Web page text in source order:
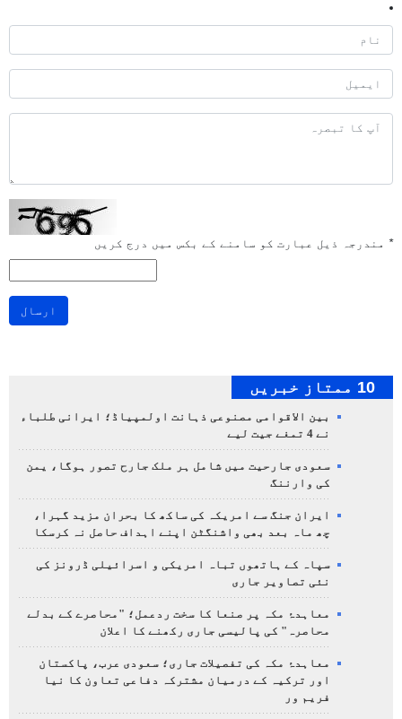
* مندرجہ ذیل عبارت کو سامنے کے بکس میں درج کریں
ارسال
10 ممتاز خبریں
بین الاقوامی مصنوعی ذہانت اولمپیاڈ؛ ایرانی طلباء
نے 4 تمغے جیت لیے
سعودی جارحیت میں شامل ہر ملک جارح تصور ہوگا، یمن
کی وارننگ
ایران جنگ سے امریکہ کی ساکھ کا بحران مزید گہرا،
چھ ماہ بعد بھی واشنگٹن اپنے اہداف حاصل نہ کرسکا
سپاہ کے ہاتھوں تباہ امریکی و اسرائیلی ڈرونز کی
نئی تصاویر جاری
معاہدۂ مکہ پر صنعا کا سخت ردعمل؛ "محاصرے کے بدلے
محاصرہ" کی پالیسی جاری رکھنے کا اعلان
معاہدۂ مکہ کی تفصیلات جاری؛ سعودی عرب، پاکستان
اور ترکیہ کے درمیان مشترکہ دفاعی تعاون کا نیا
فریم ور